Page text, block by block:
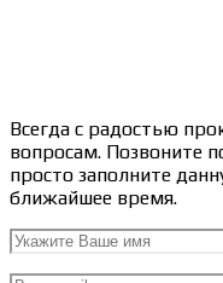
Всегда с радостью
вопросам. Позвоните
просто заполните
ближайшее время.